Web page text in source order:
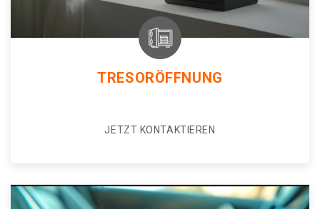
TRESORÖFFNUNG
JETZT KONTAKTIEREN